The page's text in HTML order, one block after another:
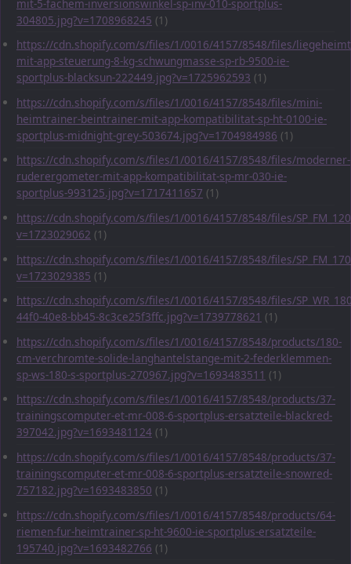
mit-5-fachem-inversionswinkel-sp-inv-010-sportplus-
304805.jpg?v=1708968245 (1)
https://cdn.shopify.com/s/files/1/0016/4157/8548/files/
mit-app-steuerung-8-kg-schwungmasse-sp-rb-9500-ie-
sportplus-blacksun-222449.jpg?v=1725962593 (1)
https://cdn.shopify.com/s/files/1/0016/4157/8548/files/mini-
heimtrainer-beintrainer-mit-app-kompatibilitat-sp-ht-0100-ie-
sportplus-midnight-grey-503674.jpg?v=1704984986 (1)
https://cdn.shopify.com/s/files/1/0016/4157/8548/files/moderner-
ruderergometer-mit-app-kompatibilitat-sp-mr-030-ie-
sportplus-993125.jpg?v=1717411657 (1)
https://cdn.shopify.com/s/files/1/0016/4157/8548/files/
v=1723029062 (1)
https://cdn.shopify.com/s/files/1/0016/4157/8548/files/
v=1723029385 (1)
https://cdn.shopify.com/s/files/1/0016/4157/8548/files/
44f0-40e8-bb45-8c3ce25f3ffc.jpg?v=1739778621 (1)
https://cdn.shopify.com/s/files/1/0016/4157/8548/products/180-
cm-verchromte-solide-langhantelstange-mit-2-federklemmen-
sp-ws-180-s-sportplus-270967.jpg?v=1693483511 (1)
https://cdn.shopify.com/s/files/1/0016/4157/8548/products/37-
trainingscomputer-et-mr-008-6-sportplus-ersatzteile-blackred-
397042.jpg?v=1693481124 (1)
https://cdn.shopify.com/s/files/1/0016/4157/8548/products/37-
trainingscomputer-et-mr-008-6-sportplus-ersatzteile-snowred-
757182.jpg?v=1693483850 (1)
https://cdn.shopify.com/s/files/1/0016/4157/8548/products/64-
riemen-fur-heimtrainer-sp-ht-9600-ie-sportplus-ersatzteile-
195740.jpg?v=1693482766 (1)